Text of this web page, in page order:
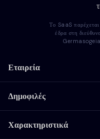
Το SaaS
έδρα στη
Εταιρεία
Δημοφιλές
Χαρακτηριστικά